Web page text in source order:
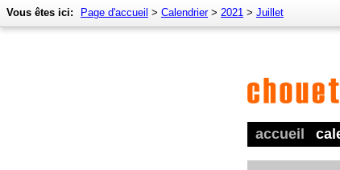
accueil
Vous êtes ici: Page d'accueil > Calendrier> 2021 > Juillet